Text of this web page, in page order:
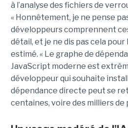
à l’analyse des fichiers de
« Honnêtement, je ne pense
développeurs comprennent
détail, et je ne dis pas cela pour
estimé. « Le graphe de
JavaScript moderne est
développeur qui souhaite
dépendance directe peut se
centaines, voire des milliers